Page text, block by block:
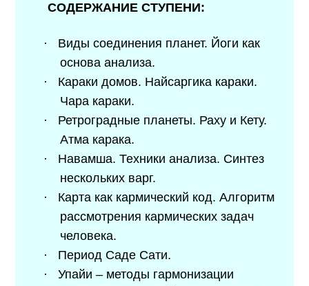
СОДЕРЖАНИЕ СТУПЕНИ:
· Виды соединения планет. Йоги как
основа анализа.
· Караки домов. Найсаргика караки.
Чара караки.
· Ретроградные планеты. Раху и Кету.
Атма карака.
· Навамша. Техники анализа. Синтез
нескольких варг.
· Карта как кармический код. Алгоритм
рассмотрения кармических задач
человека.
· Период Саде Сати.
·Упайи – методы гармонизации